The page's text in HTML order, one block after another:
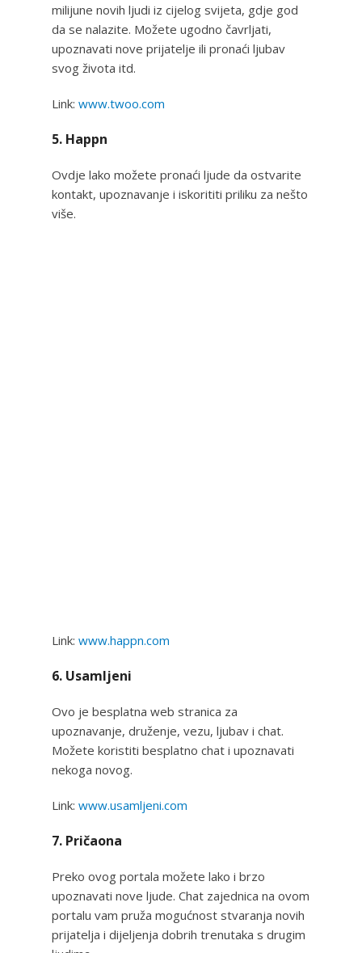
milijune novih ljudi iz cijelog svijeta, gdje god
da se nalazite. Možete ugodno čavrljati,
upoznavati nove prijatelje ili pronaći ljubav
svog života itd.
Link: www.twoo.com
5. Happn
Ovdje lako možete pronaći ljude da ostvarite
kontakt, upoznavanje i iskorititi priliku za nešto
više.
Link: www.happn.com
6. Usamljeni
Ovo je besplatna web stranica za
upoznavanje, druženje, vezu, ljubav i chat.
Možete koristiti besplatno chat i upoznavati
nekoga novog.
Link: www.usamljeni.com
7. Pričaona
Preko ovog portala možete lako i brzo
upoznavati nove ljude. Chat zajednica na ovom
portalu vam pruža mogućnost stvaranja novih
prijatelja i dijeljenja dobrih trenutaka s drugim